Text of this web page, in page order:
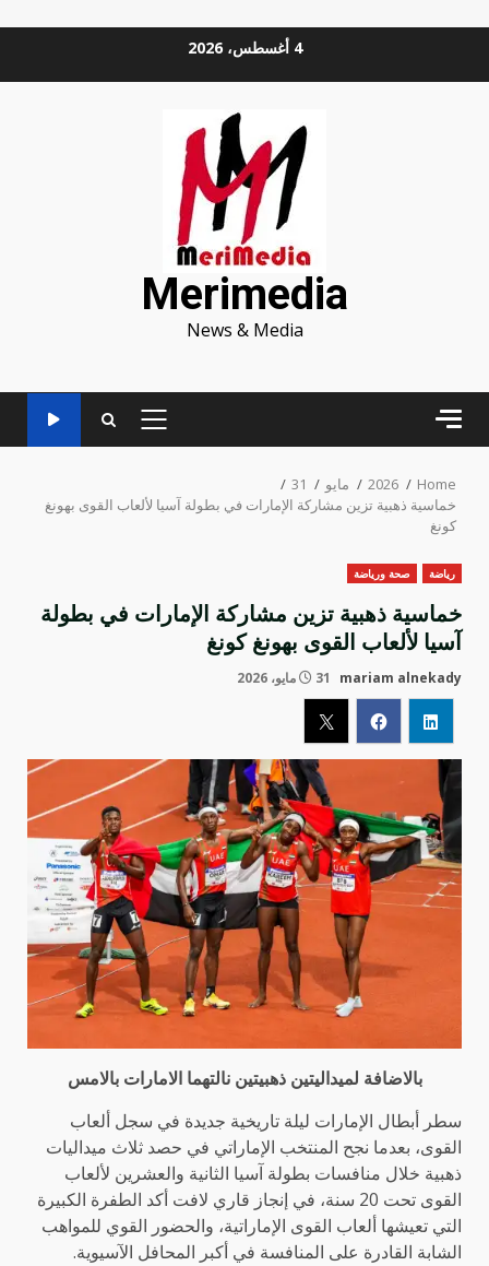
4 أغسطس، 2026
Merimedia
News & Media
PRIMARY
Home
2026 مايو
31
خماسية ذهبية تزين مشاركة الإمارات في بطولة آسيا لألعاب القوى بهونغ
كونغ
رياضة صحة ورياضة
خماسية ذهبية تزين مشاركة الإمارات في بطولة
آسيا لألعاب القوى بهونغ كونغ
mariam alnekady 31 مايو، 2026
بالاضافة لميداليتين ذهبيتين نالتهما الامارات بالامس
سطر أبطال الإمارات ليلة تاريخية جديدة في سجل ألعاب
القوى، بعدما نجح المنتخب الإماراتي في حصد ثلاث ميداليات
ذهبية خلال منافسات بطولة آسيا الثانية والعشرين لألعاب
القوى تحت 20 سنة، في إنجاز قاري لافت أكد الطفرة الكبيرة
التي تعيشها ألعاب القوى الإماراتية، والحضور القوي للمواهب
الشابة القادرة على المنافسة في أكبر المحافل الآسيوية.